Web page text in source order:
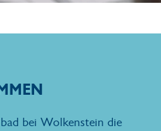
bei Wolkenstein die